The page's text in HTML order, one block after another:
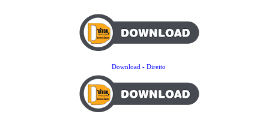
Download - Direito